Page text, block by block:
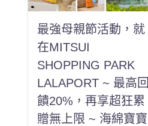
最強母親節活動，就
在MITSUI
SHOPPING PARK
LALAPORT ~ 最高回
饋20%，再享超狂累
贈無上限 ~ 海綿寶寶